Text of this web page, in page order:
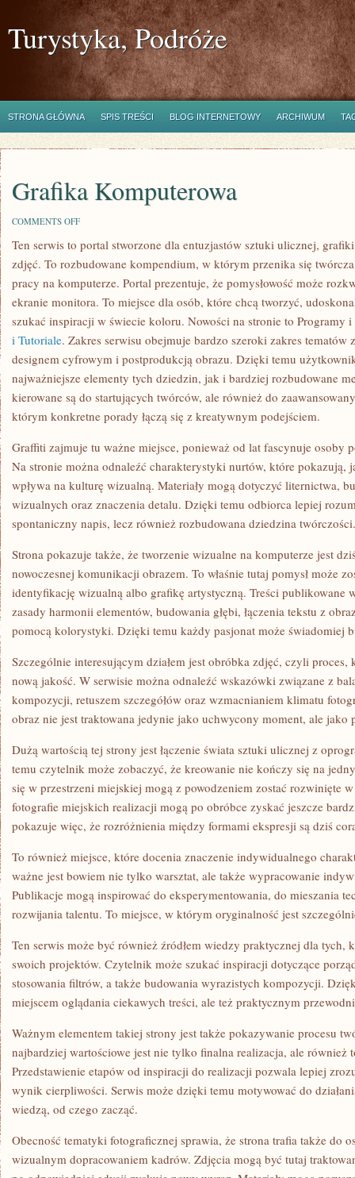
Turystyka, Podróże
STRONA GŁÓWNA SPIS TREŚCI BLOG INTERNETOWY ARCHIWUM
Grafika Komputerowa
COMMENTS OFFON
KOMPUTEROWA
Ten serwis to portal stworzone dla entuzjastów sztuki ulicznej,
zdjęć. To rozbudowane kompendium, w którym przenika się
pracy na komputerze. Portal prezentuje, że pomysłowość może
ekranie monitora. To miejsce dla osób, które chcą tworzyć,
szukać inspiracji w świecie koloru. Nowości na stronie to Programy
i Tutoriale. Zakres serwisu obejmuje bardzo szeroki zakres tematów
designem cyfrowym i postprodukcją obrazu. Dzięki temu
najważniejsze elementy tych dziedzin, jak i bardziej rozbudowane
kierowane są do startujących twórców, ale również do
którym konkretne porady łączą się z kreatywnym podejściem.
Graffiti zajmuje tu ważne miejsce, ponieważ od lat fascynuje osoby
Na stronie można odnaleźć charakterystyki nurtów, które pokazują,
wpływa na kulturę wizualną. Materiały mogą dotyczyć liternictwa,
wizualnych oraz znaczenia detalu. Dzięki temu odbiorca lepiej
spontaniczny napis, lecz również rozbudowana dziedzina twórczości.
Strona pokazuje także, że tworzenie wizualne na komputerze jest
nowoczesnej komunikacji obrazem. To właśnie tutaj pomysł może
identyfikację wizualną albo grafikę artystyczną. Treści publikowane
zasady harmonii elementów, budowania głębi, łączenia tekstu z
pomocą kolorystyki. Dzięki temu każdy pasjonat może świadomiej
Szczególnie interesującym działem jest obróbka zdjęć, czyli
nową jakość. W serwisie można odnaleźć wskazówki związane z
kompozycji, retuszem szczegółów oraz wzmacnianiem klimatu
obraz nie jest traktowana jedynie jako uchwycony moment, ale
Dużą wartością tej strony jest łączenie świata sztuki ulicznej z
temu czytelnik może zobaczyć, że kreowanie nie kończy się na
się w przestrzeni miejskiej mogą z powodzeniem zostać rozwinięte
fotografie miejskich realizacji mogą po obróbce zyskać jeszcze
pokazuje więc, że rozróżnienia między formami ekspresji są dziś
To również miejsce, które docenia znaczenie indywidualnego
ważne jest bowiem nie tylko warsztat, ale także wypracowanie
Publikacje mogą inspirować do eksperymentowania, do mieszania
rozwijania talentu. To miejsce, w którym oryginalność jest
Ten serwis może być również źródłem wiedzy praktycznej dla tych,
swoich projektów. Czytelnik może szukać inspiracji dotyczące
stosowania filtrów, a także budowania wyrazistych kompozycji.
miejscem oglądania ciekawych treści, ale też praktycznym
Ważnym elementem takiej strony jest także pokazywanie procesu
najbardziej wartościowe jest nie tylko finalna realizacja, ale również
Przedstawienie etapów od inspiracji do realizacji pozwala lepiej
wynik cierpliwości. Serwis może dzięki temu motywować do
wiedzą, od czego zacząć.
Obecność tematyki fotograficznej sprawia, że strona trafia także do
wizualnym dopracowaniem kadrów. Zdjęcia mogą być tutaj